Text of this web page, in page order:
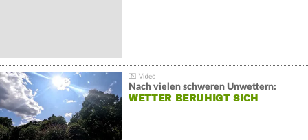
Nach vielen schweren Unwettern:
WETTER BERUHIGT SICH